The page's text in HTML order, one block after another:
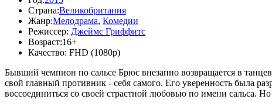
Страна:Великобритания
Жанр:Мелодрама, Комедии
Режиссер: Джеймс Гриффитс
Возраст:16+
Качество: FHD (1080p)
Бывший чемпион по сальсе Брюс внезапно возвращается в
свой главный противник - себя самого. Его уверенность была
воссоединиться со своей страстной любовью по имени сальса.